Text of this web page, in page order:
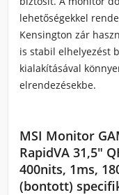
lehetőségekkel
Kensington zár
is stabil elhelyezést
kialakításával
elrendezésekbe.
MSI Monitor
RapidVA 31,5"
400nits, 1ms,
(bontott)